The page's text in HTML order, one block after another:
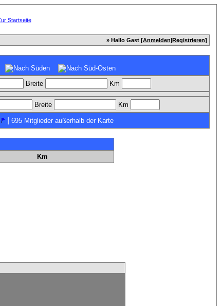
» Hallo Gast [Anmelden|Registrieren]
Breite Km
Breite Km
695 Mitglieder außerhalb der Karte
Km